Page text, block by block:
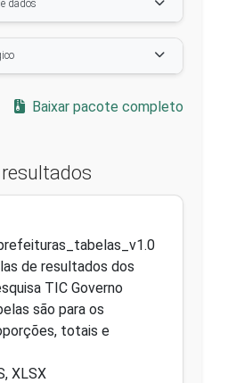
dados
Baixar pacote completo
de resultados dos
TIC Governo
são para os
totais e
XLSX